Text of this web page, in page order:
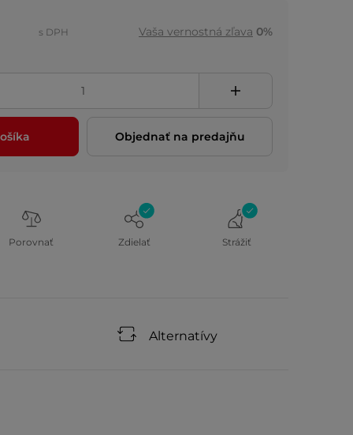
s DPH Vaša vernostná zľava 0%
Objednať na predajňu
Porovnať Zdielať Strážiť
Alternatívy